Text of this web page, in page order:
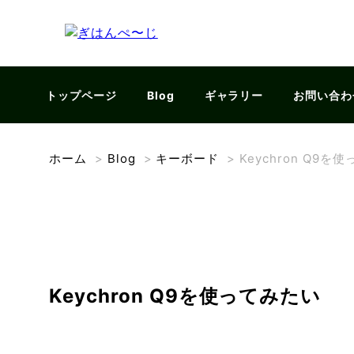
トップページ Blog ギャラリー お問い合
ホーム > Blog > キーボード > Keychron Q9を使
Keychron Q9を使ってみたい